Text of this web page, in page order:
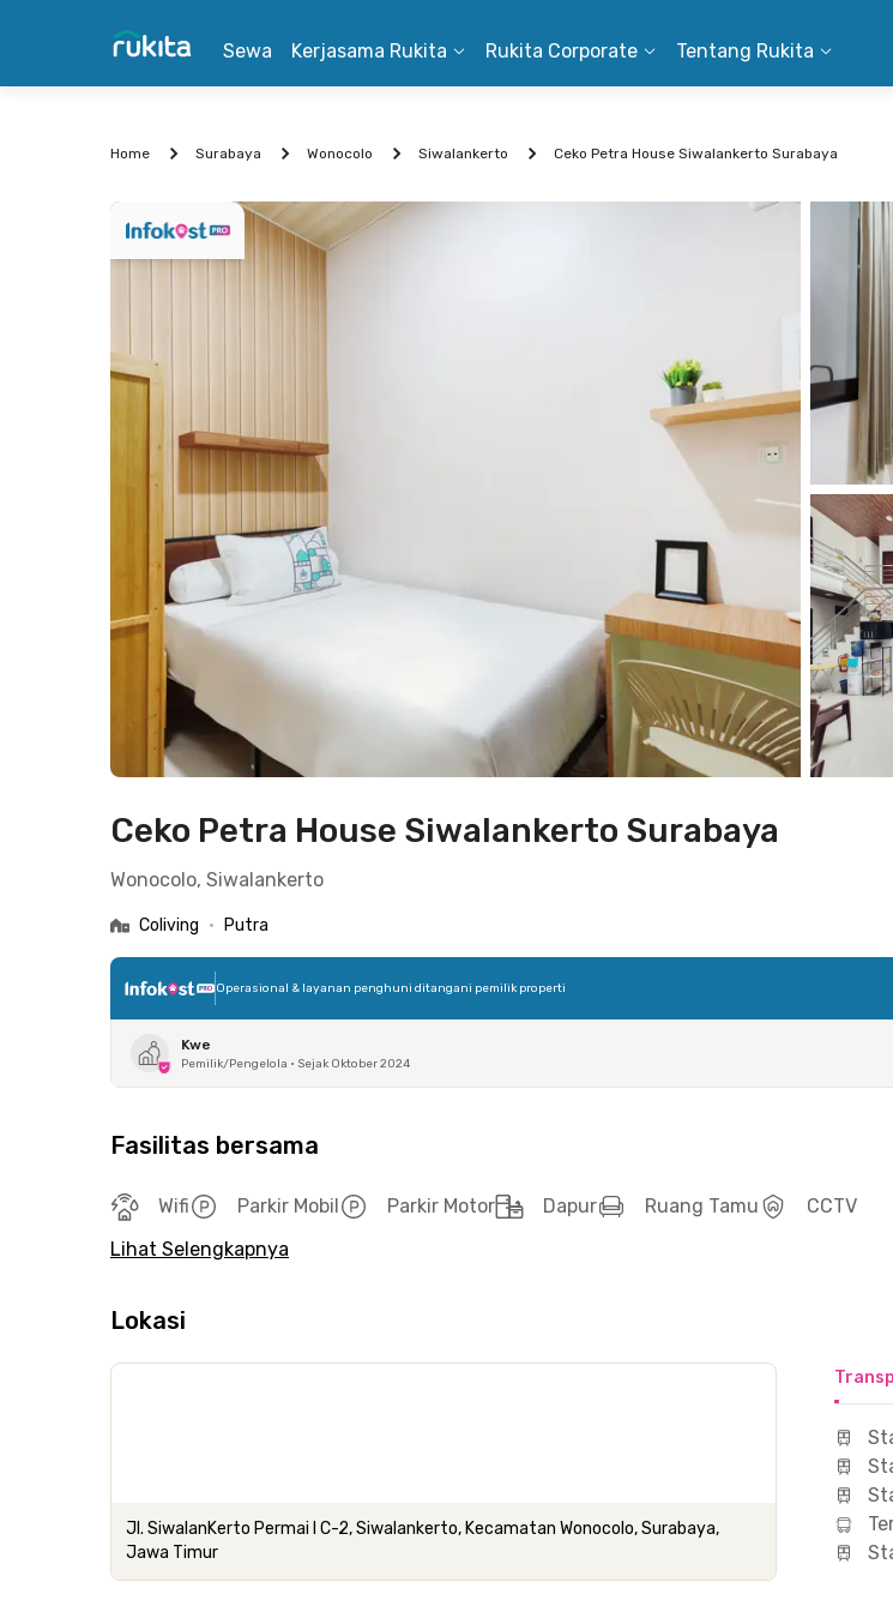
Sewa Kerjasama Rukita Rukita Corporate Tentang Rukita
Home Surabaya Wonocolo Siwalankerto Ceko Petra House Siwalankerto Surabaya
Ceko Petra House Siwalankerto Surabaya
Wonocolo, Siwalankerto
Coliving • Putra
Operasional & layanan penghuni ditangani pemilik properti
Kwe
Pemilik/Pengelola • Sejak Oktober 2024
Fasilitas bersama
Wifi Parkir Mobil Parkir Motor Dapur Ruang Tamu
CCTV
Lihat Selengkapnya
Lokasi
Jl. SiwalanKerto Permai I C-2, Siwalankerto, Kecamatan Wonocolo, Surabaya,
Jawa Timur